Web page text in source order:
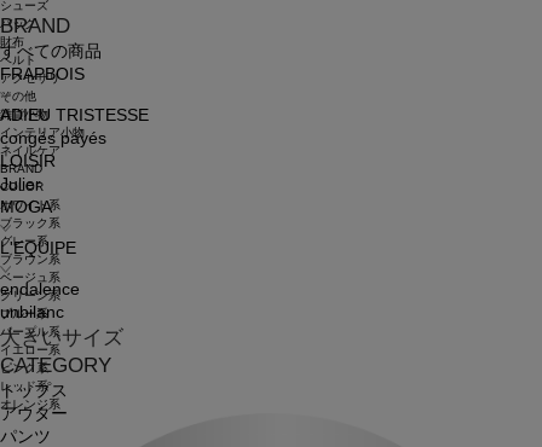
BRAND
すべての商品
FRAPBOIS
ADIEU TRISTESSE
congés payés
LOISIR
Julier
MOGA
L'EQUIPE
endalence
unbilanc
大きいサイズ
CATEGORY
トップス
アウター
パンツ
シューズ
バッグ
財布
ベルト
アクセサリ
その他
雑貨小物
インテリア小物
ネイルケア
BRAND
COLOR
ホワイト系
ブラック系
グレー系
ブラウン系
ベージュ系
グリーン系
ブルー系
パープル系
イエロー系
ピンク系
レッド系
オレンジ系